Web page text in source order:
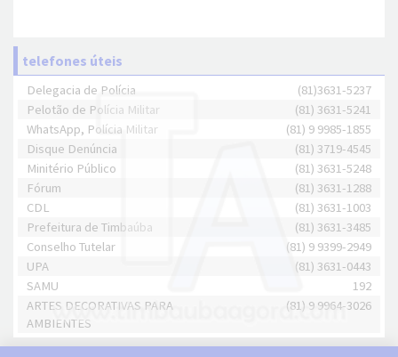
telefones úteis
Delegacia de Polícia
(81)3631-5237
Pelotão de Polícia Militar
(81) 3631-5241
WhatsApp, Polícia Militar
(81) 9 9985-1855
Disque Denúncia
(81) 3719-4545
Minitério Público
(81) 3631-5248
Fórum
(81) 3631-1288
CDL
(81) 3631-1003
Prefeitura de Timbaúba
(81) 3631-3485
Conselho Tutelar
(81) 9 9399-2949
UPA
(81) 3631-0443
SAMU
192
ARTES DECORATIVAS PARA
AMBIENTES
(81) 9 9964-3026